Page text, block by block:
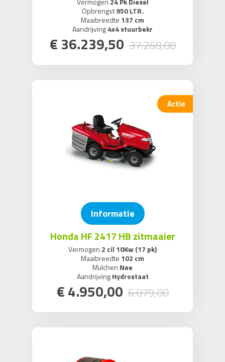
Opbrengst950 LTR.
Maaibreedte 137 cm
Aandrijving4x4 stuurbekr
€ 36.239,50 37.268,00
Actie
Informatie
Honda HF 2417 HB zitmaaier
Vermogen 2 cil 10Kw (17 pk)
Maaibreedte 102 cm
Mulchen Nee
AandrijvingHydrostaat
€4.950,00 6.079,00